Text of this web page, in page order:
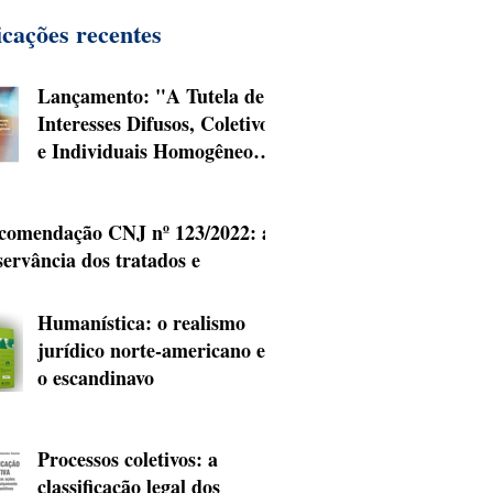
recentes
Lançamento: "A Tutela de
Interesses Difusos, Coletivos
e Individuais Homogêneos"
CNJ nº 123/2022: a
dos tratados e
humanos e o uso da
da Corte
de Direitos
Humanística: o realismo
jurídico norte-americano e
o escandinavo
Processos coletivos: a
classificação legal dos